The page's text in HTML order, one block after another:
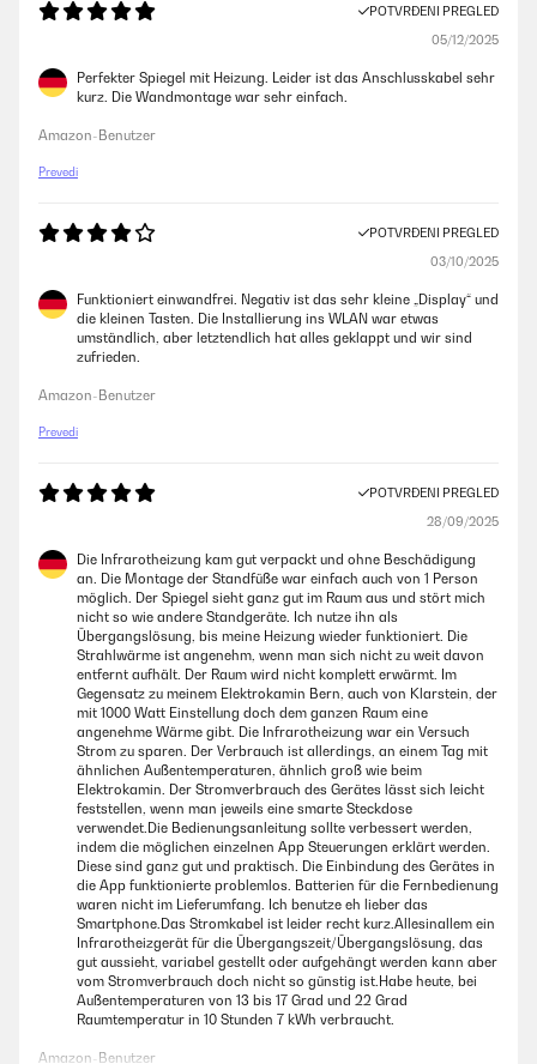
POTVRĐENI PREGLED
05/12/2025
Perfekter Spiegel mit Heizung. Leider ist das Anschlusskabel sehr
kurz. Die Wandmontage war sehr einfach.
Amazon-Benutzer
Prevedi
POTVRĐENI PREGLED
03/10/2025
Funktioniert einwandfrei. Negativ ist das sehr kleine „Display“ und
die kleinen Tasten. Die Installierung ins WLAN war etwas
umständlich, aber letztendlich hat alles geklappt und wir sind
zufrieden.
Amazon-Benutzer
Prevedi
POTVRĐENI PREGLED
28/09/2025
Die Infrarotheizung kam gut verpackt und ohne Beschädigung
an. Die Montage der Standfüße war einfach auch von 1 Person
möglich. Der Spiegel sieht ganz gut im Raum aus und stört mich
nicht so wie andere Standgeräte. Ich nutze ihn als
Übergangslösung, bis meine Heizung wieder funktioniert. Die
Strahlwärme ist angenehm, wenn man sich nicht zu weit davon
entfernt aufhält. Der Raum wird nicht komplett erwärmt. Im
Gegensatz zu meinem Elektrokamin Bern, auch von Klarstein, der
mit 1000 Watt Einstellung doch dem ganzen Raum eine
angenehme Wärme gibt. Die Infrarotheizung war ein Versuch
Strom zu sparen. Der Verbrauch ist allerdings, an einem Tag mit
ähnlichen Außentemperaturen, ähnlich groß wie beim
Elektrokamin. Der Stromverbrauch des Gerätes lässt sich leicht
feststellen, wenn man jeweils eine smarte Steckdose
verwendet.Die Bedienungsanleitung sollte verbessert werden,
indem die möglichen einzelnen App Steuerungen erklärt werden.
Diese sind ganz gut und praktisch. Die Einbindung des Gerätes in
die App funktionierte problemlos. Batterien für die Fernbedienung
waren nicht im Lieferumfang. Ich benutze eh lieber das
Smartphone.Das Stromkabel ist leider recht kurz.Allesinallem ein
Infrarotheizgerät für die Übergangszeit/Übergangslösung, das
gut aussieht, variabel gestellt oder aufgehängt werden kann aber
vom Stromverbrauch doch nicht so günstig ist.Habe heute, bei
Außentemperaturen von 13 bis 17 Grad und 22 Grad
Raumtemperatur in 10 Stunden 7 kWh verbraucht.
Amazon-Benutzer